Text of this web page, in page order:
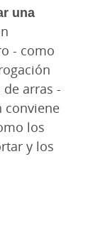
una
- como
arras -
conviene
los
y los